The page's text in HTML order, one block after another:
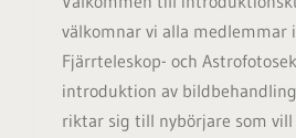
välkomnar vi alla medlemmar i
Fjärrteleskop- och
introduktion av
riktar sig till nybörjare som